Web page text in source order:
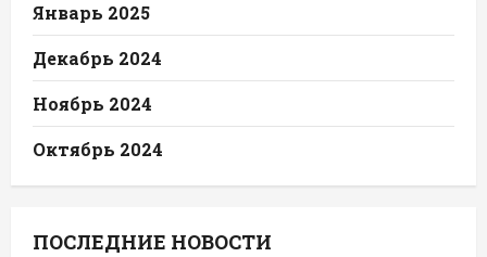
Январь 2025
Декабрь 2024
Ноябрь 2024
Октябрь 2024
ПОСЛЕДНИЕ НОВОСТИ